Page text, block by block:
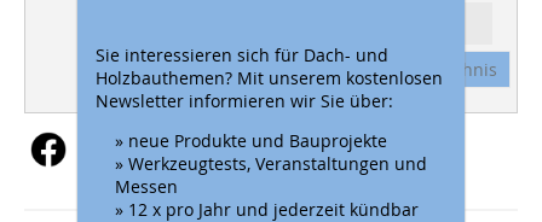
Abonnement Inhaltsverzeichnis
Sie interessieren sich für Dach- und
Holzbauthemen? Mit unserem kostenlosen
Newsletter informieren wir Sie über:
» neue Produkte und Bauprojekte
» Werkzeugtests, Veranstaltungen und
Messen
» 12 x pro Jahr und jederzeit kündbar